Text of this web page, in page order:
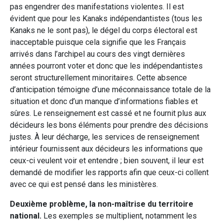
pas engendrer des manifestations violentes. Il est
évident que pour les Kanaks indépendantistes (tous les
Kanaks ne le sont pas), le dégel du corps électoral est
inacceptable puisque cela signifie que les Français
arrivés dans l’archipel au cours des vingt dernières
années pourront voter et donc que les indépendantistes
seront structurellement minoritaires. Cette absence
d’anticipation témoigne d’une méconnaissance totale de la
situation et donc d’un manque d’informations fiables et
sûres. Le renseignement est cassé et ne fournit plus aux
décideurs les bons éléments pour prendre des décisions
justes. À leur décharge, les services de renseignement
intérieur fournissent aux décideurs les informations que
ceux-ci veulent voir et entendre ; bien souvent, il leur est
demandé de modifier les rapports afin que ceux-ci collent
avec ce qui est pensé dans les ministères.
Deuxième problème, la non-maîtrise du territoire
national. Les exemples se multiplient, notamment les